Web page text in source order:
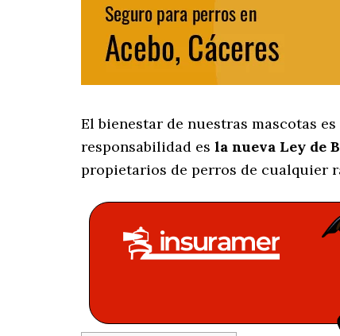
El bienestar de nuestras mascotas
responsabilidad es la nueva Ley de
propietarios de perros de cualquier